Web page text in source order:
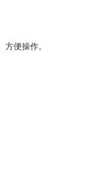
便操作。